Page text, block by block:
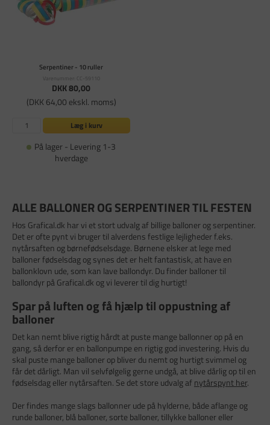
Serpentiner - 10 ruller
Varenummer: CC-59110
DKK 80,00
(DKK 64,00 ekskl. moms)
Læg i kurv
På lager - Levering 1-3
hverdage
ALLE BALLONER OG SERPENTINER TIL FESTEN
Hos Grafical.dk har vi et stort udvalg af billige balloner og serpentiner.
Det er ofte pynt vi bruger til alverdens festlige lejligheder f.eks.
nytårsaften og børnefødselsdage. Børnene elsker at lege med
balloner fødselsdag og synes det er helt fantastisk, at have en
ballonklovn ude, som kan lave ballondyr. Du finder balloner til
ballondyr på Grafical.dk og vi leverer til dig hurtigt!
Spar på luften og få hjælp til oppustning af
balloner
Det kan nemt blive rigtig hårdt at puste mange ballonner op på en
gang, så derfor er en ballonpumpe en rigtig god investering. Hvis du
skal puste mange balloner op bliver du nemt og hurtigt svimmel og
får det dårligt. Man vil selvfølgelig gerne undgå, at blive dårlig op til en
fødselsdag eller nytårsaften. Se det store udvalg afnytårspynt her.
Der findes mange slags ballonner ude på hylderne, både aflange og
runde balloner, blå balloner, sorte balloner, tillykke balloner eller